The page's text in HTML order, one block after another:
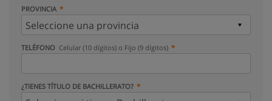
PROVINCIA
TELÉFONO Celular (10 dígitos) o Fijo (9 dígitos)
¿TIENES TÍTULO DE BACHILLERATO?